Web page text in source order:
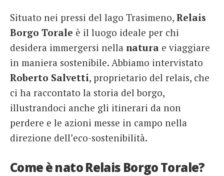
Italiano
Situato nei pressi del lago Trasimeno, Relais
Borgo Torale è il luogo ideale per chi
desidera immergersi nella natura e viaggiare
in maniera sostenibile. Abbiamo intervistato
Roberto Salvetti, proprietario del relais, che
ci ha raccontato la storia del borgo,
illustrandoci anche gli itinerari da non
perdere e le azioni messe in campo nella
direzione dell’eco-sostenibilità.
Come è nato Relais Borgo Torale?